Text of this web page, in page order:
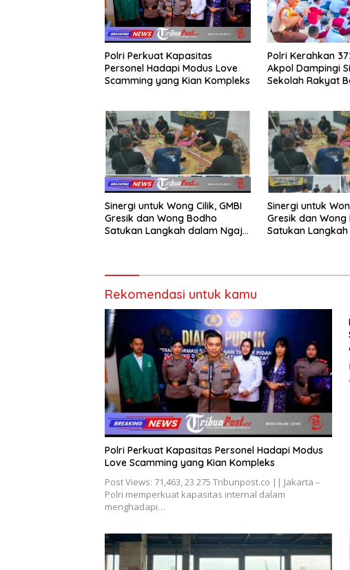
Polri Perkuat Kapasitas
Personel Hadapi Modus Love
Scamming yang Kian Kompleks
Polri Kerahkan
Akpol Dampingi
Sekolah Rakyat
Sinergi untuk Wong Cilik, GMBI
Gresik dan Wong Bodho
Satukan Langkah dalam Ngaji
Sinergi untuk
Gresik dan Wong
Satukan
Rekomendasi untuk kamu
Polri Perkuat Kapasitas Personel Hadapi Modus
Love Scamming yang Kian Kompleks
Post Views: 71,463, 23 275 Tribunpost.co || Jakarta –
Polri memperkuat kapasitas internal dalam
menghadapi…